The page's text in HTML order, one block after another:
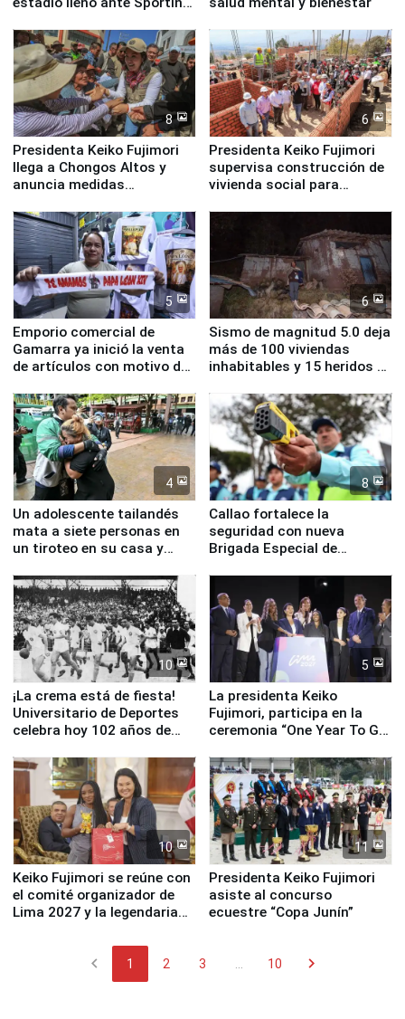
8
Presidenta Keiko Fujimori
llega a Chongos Altos y
anuncia medidas
educación, salud y empleo
6
Presidenta Keiko Fujimori
supervisa construcción de
vivienda social para
5
Emporio comercial de
Gamarra ya inició la venta
de artículos con motivo de
6
Sismo de magnitud 5.0 deja
más de 100 viviendas
inhabitables y 15 heridos en
4
Un adolescente tailandés
mata a siete personas en
un tiroteo en su casa y
8
Callao fortalece la
seguridad con nueva
Brigada Especial de
equipamiento para
Serenazgo
10
¡La crema está de fiesta!
Universitario de Deportes
celebra hoy 102 años de
5
La presidenta Keiko
Fujimori, participa en la
ceremonia “One Year To Go
10
Keiko Fujimori se reúne con
el comité organizador de
Lima 2027 y la legendaria
11
Presidenta Keiko Fujimori
asiste al concurso
ecuestre “Copa Junín”
chevron_left 1 2 3 10 chevron_right